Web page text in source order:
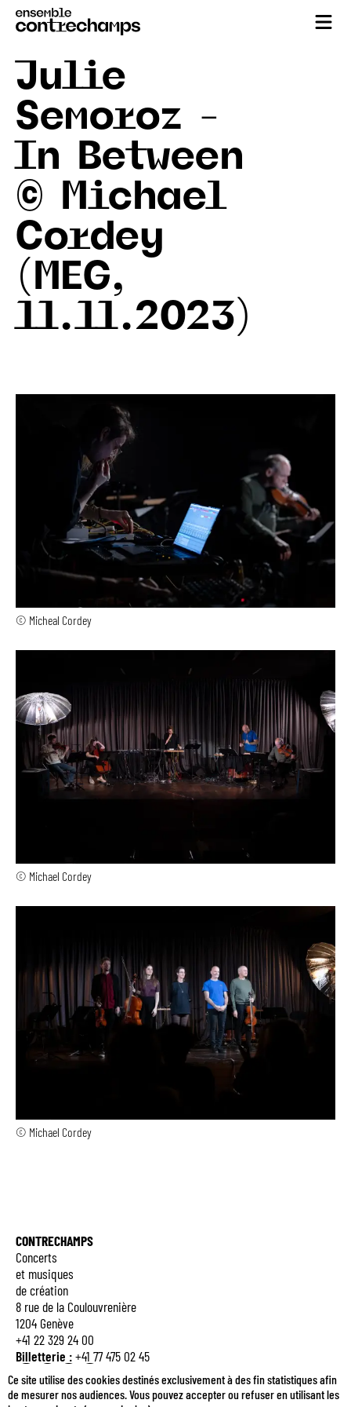
Ce site utilise des cookies destinés exclusivement à des fin statistiques afin
de mesurer nos audiences. Vous pouvez accepter ou refuser en utilisant les
Julie
Semoroz –
In Between
© Michael
Cordey
(MEG,
11.11.2023)
© Micheal Cordey
© Michael Cordey
© Michael Cordey
CONTRECHAMPS
Concerts
et musiques
de création
8 rue de la Coulouvrenière
1204 Genève
+41 22 329 24 00
Billetterie :+41 77 475 02 45
QEMB